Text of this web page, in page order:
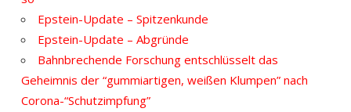
Epstein-Update – Spitzenkunde
Epstein-Update – Abgründe
Bahnbrechende Forschung entschlüsselt das
Geheimnis der “gummiartigen, weißen Klumpen” nach
Corona-“Schutzimpfung”